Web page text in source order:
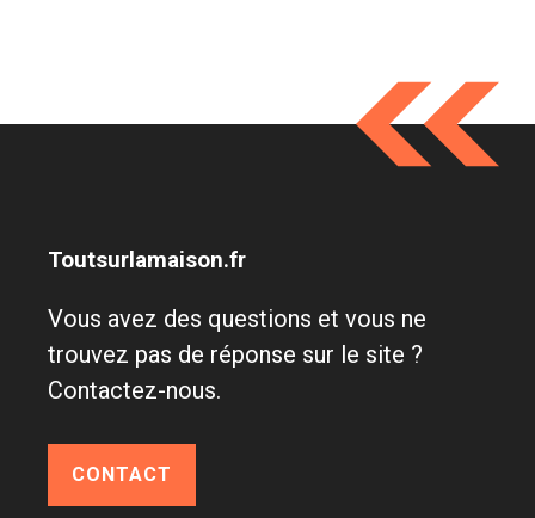
Toutsurlamaison.fr
Vous avez des questions et vous ne
trouvez pas de réponse sur le site ?
Contactez-nous.
CONTACT